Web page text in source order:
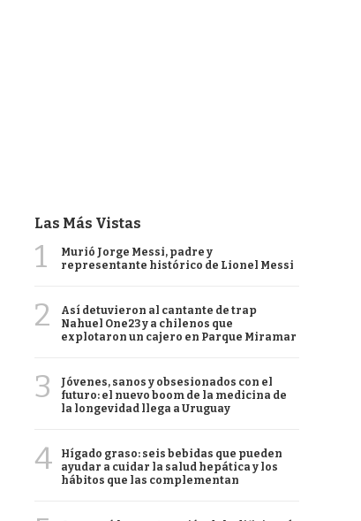
Las Más Vistas
1
Murió Jorge Messi, padre y
representante histórico de Lionel Messi
2
Así detuvieron al cantante de trap
Nahuel One23 y a chilenos que
explotaron un cajero en Parque Miramar
3
Jóvenes, sanos y obsesionados con el
futuro: el nuevo boom de la medicina de
la longevidad llega a Uruguay
4
Hígado graso: seis bebidas que pueden
ayudar a cuidar la salud hepática y los
hábitos que las complementan